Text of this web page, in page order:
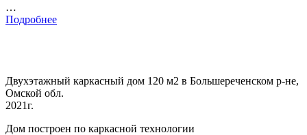
…
Подробнее
Двухэтажный каркасный дом 120 м2 в Большереченском р-не,
Омской обл.
2021г.
Дом построен по каркасной технологии